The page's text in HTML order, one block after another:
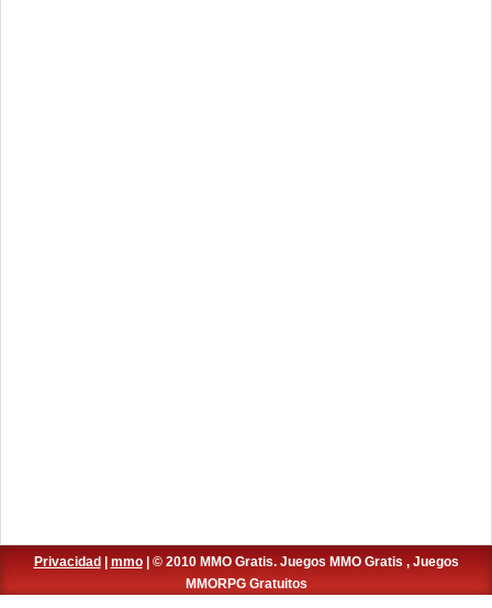
Privacidad mmo| © 2010 MMO Gratis. Juegos MMO Gratis , Juegos
MMORPG Gratuitos